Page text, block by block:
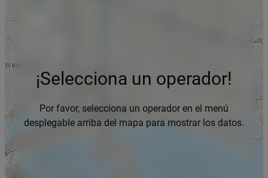
¡Selecciona un operador!
Por favor, selecciona un operador en el menú
desplegable arriba del mapa para mostrar los datos.